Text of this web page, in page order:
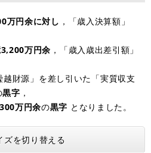
万円余に対し ，「歳入決算額」
万円余 ，「歳入歳出差引額」
財源」を差し引いた「実質収支
黒字 ，
万円余の黒字 となりました。
ズを切り替える